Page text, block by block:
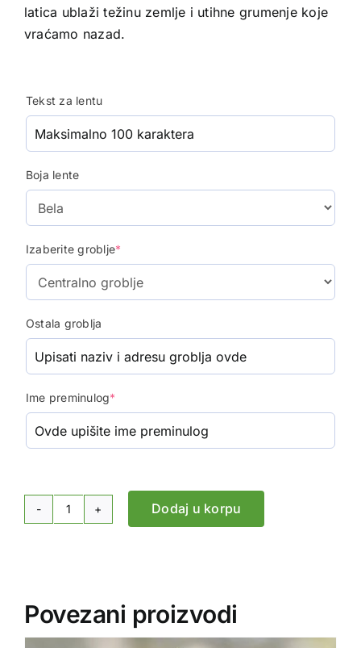
latica ublaži težinu zemlje i utihne grumenje koje
vraćamo nazad.
Tekst za lentu
Boja lente
Izaberite groblje*
Ostala groblja
Ime preminulog*
Suza
Gerber,
anturijum
Dodaj u korpu
Povezani proizvodi